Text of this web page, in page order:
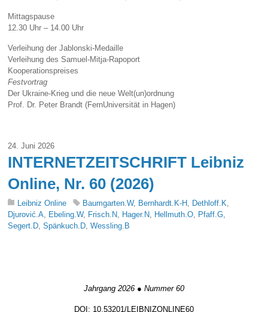
Mittagspause
12.30 Uhr – 14.00 Uhr
Verleihung der Jablonski-Medaille
Verleihung des Samuel-Mitja-Rapoport
Kooperationspreises
Festvortrag
Der Ukraine-Krieg und die neue Welt(un)ordnung
Prof. Dr. Peter Brandt (FernUniversität in Hagen)
24. Juni 2026
INTERNETZEITSCHRIFT Leibniz
Online, Nr. 60 (2026)
Leibniz Online Baumgarten.W, Bernhardt.K-H , Dethloff.K,
Djurović.A, Ebeling.W, Frisch.N, Hager.N, Hellmuth.O, Pfaff.G,
Segert.D,Spänkuch.D,Wessling.B
Jahrgang 2026 ● Nummer 60
DOI: 10.53201/LEIBNIZONLINE60